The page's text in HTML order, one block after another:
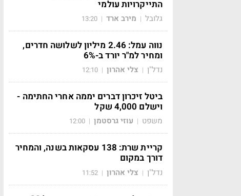
התייקרויות עולמי
גלובל | מירב ארד |
13:20
נווה עמל: 2.46 מיליון לשלושה חדרים,
ומחיר למ"ר יורד ב-6%
נדל"ן | צלי אהרון |
12:10
ביטל זיכרון דברים יממה אחרי החתימה -
וישלם 4,000 שקל
משפט | עוזי גרסטמן |
12:00
קריית שרת: 138 עסקאות בשנה, והמחיר
דורך במקום
נדל"ן | צלי אהרון |
11:52